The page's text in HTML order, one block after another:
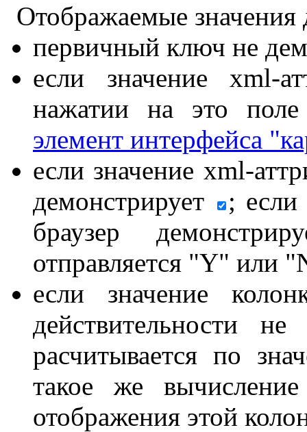
Отображаемые значения
первичный ключ не
если значение xml-
нажатии на это
элемент интерфейса
если значение xml-
демонстрирует
; если
браузер
отправляется "Y" или
если значение
действительности
расчитывается по
такое же
отображения этой